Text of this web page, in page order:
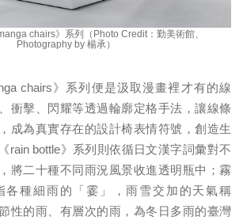
chairs》系列（Photo Credit：勤美術館、
Photography by 楊承）
chairs》系列便是汲取漫畫裡才有的線
衝擊、閃耀等透過輪廓定格手法，讓線條
成為真實存在的設計椅表情符號，創造生
rain bottle》系列則依循日文漢字詞彙對不
將二十種不同雨況風景收進透明瓶中；霧
各種細雨的「霎」，雨雪交加的天氣稱
性的雨、有層次的雨，為冬日多雨的臺灣